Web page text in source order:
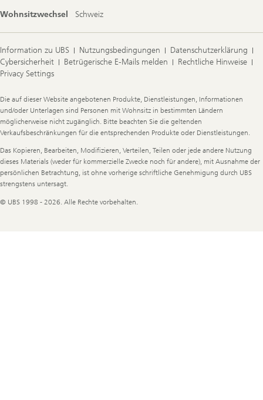
Wohnsitzwechsel Schweiz
Information zu UBS Nutzungsbedingungen
Datenschutzerklärung
Cybersicherheit
Betrügerische E-Mails melden
Rechtliche Hinweise
Privacy Settings
Legal
Information
Die auf dieser Website angebotenen Produkte, Dienstleistungen, Informationen
und/oder Unterlagen sind Personen mit Wohnsitz in bestimmten Ländern
möglicherweise nicht zugänglich. Bitte beachten Sie die geltenden
Verkaufsbeschränkungen für die entsprechenden Produkte oder Dienstleistungen.
Das Kopieren, Bearbeiten, Modifizieren, Verteilen, Teilen oder jede andere Nutzung
dieses Materials (weder für kommerzielle Zwecke noch für andere), mit Ausnahme der
persönlichen Betrachtung, ist ohne vorherige schriftliche Genehmigung durch UBS
strengstens untersagt.
© UBS 1998 - 2026. Alle Rechte vorbehalten.